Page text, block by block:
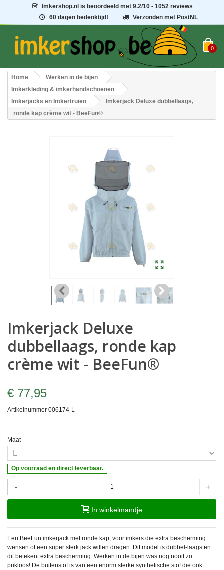
Imkershop.nl is beoordeeld met9.2/10 - 1052 reviews
60 dagen bedenktijd!
Verzonden met PostNL
0
Home
Werken in de bijen
Imkerkleding & imkerhandschoenen
Imkerjacks en Imkertruien
Imkerjack Deluxe dubbellaags,
ronde kap crème wit - BeeFun®
Imkerjack Deluxe
dubbellaags, ronde kap
crème wit - BeeFun®
€ 77,95
Artikelnummer 006174-L
Maat
Op voorraad en direct leverbaar.
- +
In winkelmandje
Een BeeFun imkerjack met ronde kap, voor imkers die extra bescherming
wensen of een super sterk jack willen dragen. Dit model is dubbel-laags en
dit betekent extra bescherming. Werken in de bijen was nog nooit zo
prikloos! De buitenstof is van een enorm sterke synthetische stof die ook